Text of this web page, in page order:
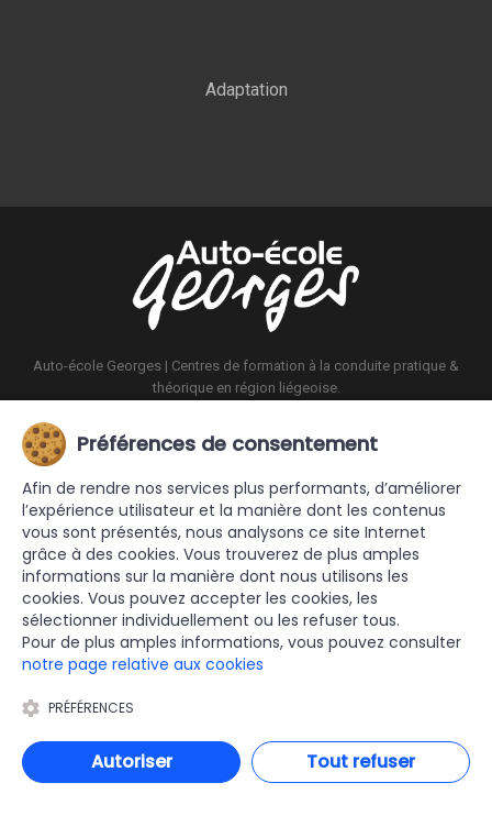
Adaptation
Auto-école Georges | Centres de formation à la conduite pratique &
théorique en région liégeoise.
Formations
Centres de conduite
Type de véhicules
Calendrier formations
PLANNING
Elèves
Moniteurs
Auto-École Georges
Rue Entre-deux-Villes 51/3
Préférences de consentement
Afin de rendre nos services plus performants, d’améliorer
l’expérience utilisateur et la manière dont les contenus
vous sont présentés, nous analysons ce site Internet
grâce à des cookies. Vous trouverez de plus amples
informations sur la manière dont nous utilisons les
cookies. Vous pouvez accepter les cookies, les
sélectionner individuellement ou les refuser tous.
Pour de plus amples informations, vous pouvez consulter
notre page relative aux cookies
PRÉFÉRENCES
Autoriser Tout refuser